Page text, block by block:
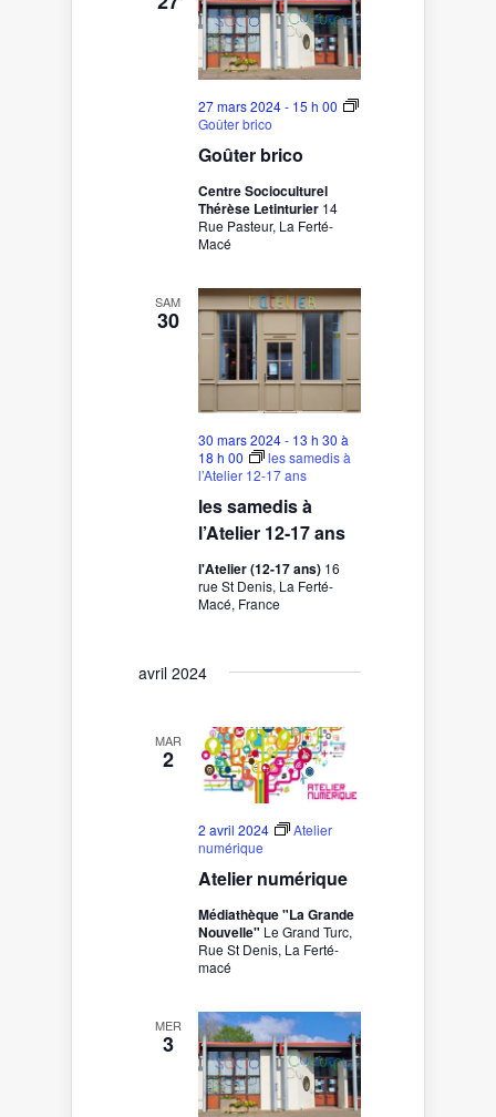
Goûter brico
27 mars 2024 - 15 h 00
Goûter brico
Centre Socioculturel
Thérèse Letinturier 14
Rue Pasteur, La Ferté-
Macé
SAM
30
les samedis à
l’Atelier 12-17 ans
30 mars 2024 - 13 h 30 à
18 h 00
les samedis à
l’Atelier 12-17 ans
l'Atelier (12-17 ans) 16
rue St Denis, La Ferté-
Macé, France
avril 2024
MAR
2
Atelier numérique
2 avril 2024
Atelier
numérique
Médiathèque "La Grande
Nouvelle" Le Grand Turc,
Rue St Denis, La Ferté-
macé
MER
3